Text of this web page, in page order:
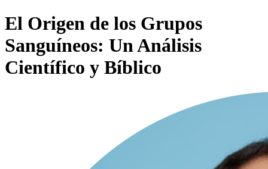
El Origen de los Grupos
Sanguíneos: Un Análisis
Científico y Bíblico